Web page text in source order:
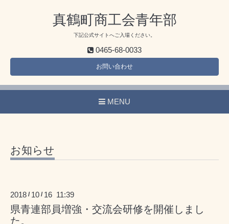
真鶴町商工会青年部
下記公式サイトへご入場ください。
0465-68-0033
お問い合わせ
MENU
お知らせ
2018 / 10 / 16 11:39
県青連部員増強・交流会研修を開催しまし
た。